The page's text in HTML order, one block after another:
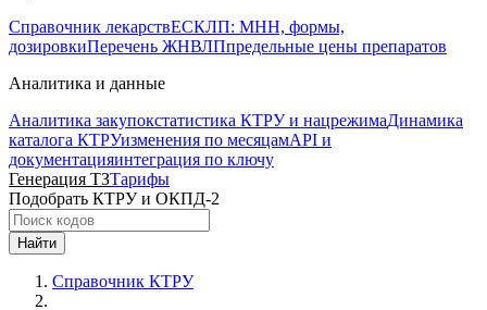
Справочник лекарствЕСКЛП: МНН, формы,
дозировкиПеречень ЖНВЛПпредельные цены препаратов
Аналитика и данные
Аналитика закупокстатистика КТРУ и нацрежимаДинамика
каталога КТРУизменения по месяцамAPI и
документацияинтеграция по ключу
Генерация ТЗТарифы
Подобрать КТРУ и ОКПД-2
Найти
Справочник КТРУ